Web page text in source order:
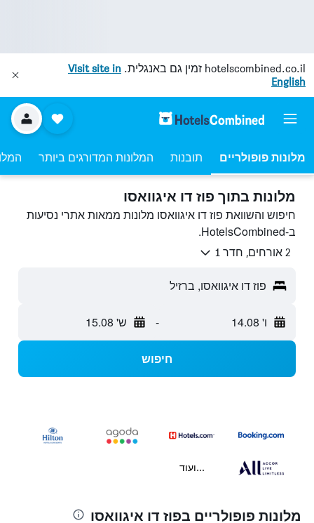
hotelscombined.co.il זמין גם באנגלית. Visit site in
English
מלונות פופולריים תובנות המלונות המדורגים ביותר
מלונות בתוך פוז דו איגוואסו
חיפוש והשוואת פוז דו איגוואסו מלונות ממאות אתרי נסיעות
ב-HotelsCombined.
2 אורחים, חדר 1
פוז דו איגוואסו, ברזיל
ו' 14.08 - ש' 15.08
חיפוש
...ועוד
מלונות פופולריים בפוז דו איגוואסו